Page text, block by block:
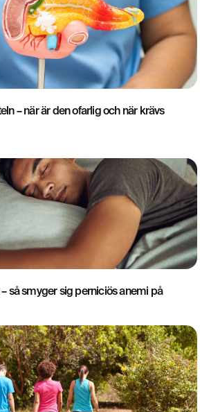
– när är den ofarlig och när krävs
så smyger sig perniciös anemi på